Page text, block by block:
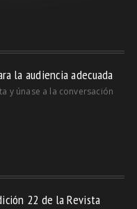
la audiencia adecuada
y únase a la conversación
22 de la Revista